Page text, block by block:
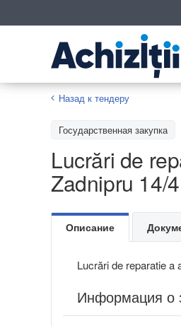
Назад к тендеру
Государственная закупка
Lucrări de
Zadnipru 14/4
Описание
Lucrări de reparatie a
Информация о